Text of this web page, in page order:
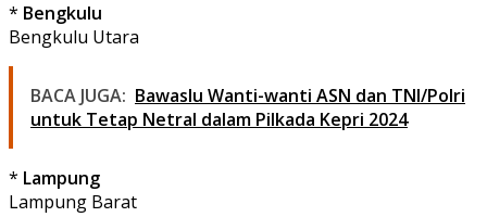
* Bengkulu
Bengkulu Utara
BACA JUGA: Bawaslu Wanti-wanti ASN dan TNI/Polri
untuk Tetap Netral dalam Pilkada Kepri 2024
* Lampung
Lampung Barat